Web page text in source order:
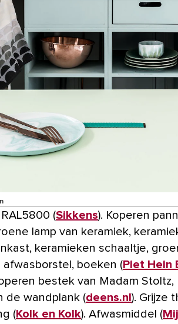
(Sikkens). Koperen
lamp van keramiek,
keramieken schaaltje,
afwasborstel, boeken (Piet Hein
bestek van Madam
de wandplank (deens.nl ). Grijze
(Kolk en Kolk). Afwasmiddel (